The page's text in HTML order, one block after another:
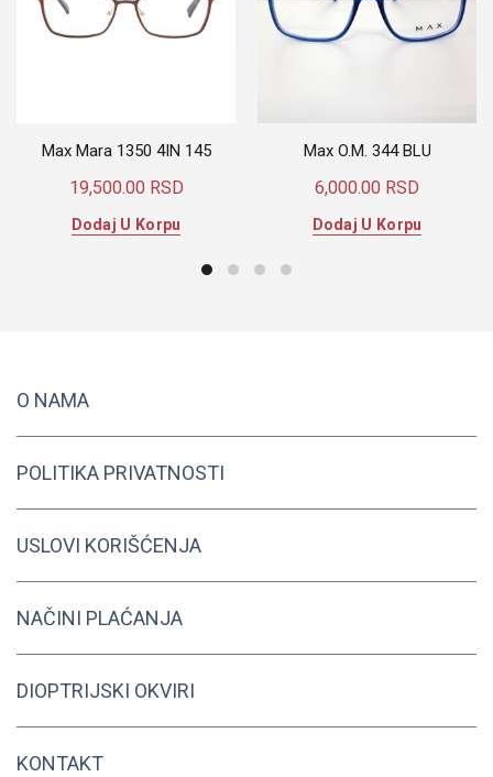
Max Mara 1350 4IN 145
19,500.00 RSD
Dodaj U Korpu
Max O.M. 344 BLU
6,000.00 RSD
Dodaj U Korpu
O NAMA
POLITIKA PRIVATNOSTI
USLOVI KORIŠĆENJA
NAČINI PLAĆANJA
DIOPTRIJSKI OKVIRI
KONTAKT